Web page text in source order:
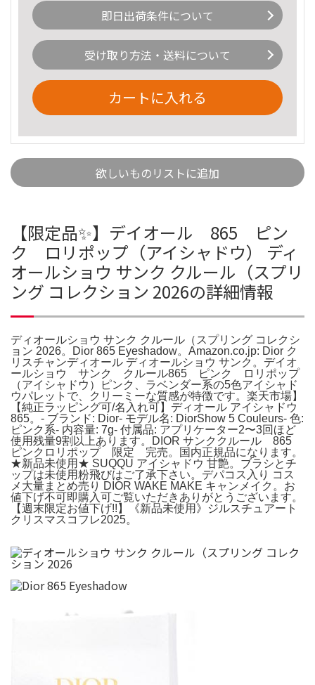
即日出荷条件について
受け取り方法・送料について
カートに入れる
欲しいものリストに追加
【限定品✨️】デイオール 865 ピン
ク ロリポップ（アイシャドウ） ディ
オールショウ サンク クルール（スプリ
ング コレクション 2026の詳細情報
ディオールショウ サンク クルール（スプリング コレクシ
ョン 2026。Dior 865 Eyeshadow。Amazon.co.jp: Dior ク
リスチャンディオール ディオールショウ サンク。デイオ
ールショウ サンク クルール865 ピンク ロリポップ
（アイシャドウ）ピンク、ラベンダー系の5色アイシャド
ウパレットで、クリーミーな質感が特徴です。楽天市場】
【純正ラッピング可/名入れ可】ディオール アイシャドウ
865。- ブランド: Dior- モデル名: DiorShow 5 Couleurs- 色:
ピンク系- 内容量: 7g- 付属品: アプリケーター2〜3回ほど
使用残量9割以上あります。DIOR サンククルール 865
ピンクロリポップ 限定 完売。国内正規品になります。
★新品未使用★ SUQQU アイシャドウ 甘艶。ブラシとチ
ップは未使用粉飛びはご了承下さい。デパコス入り コス
メ大量まとめ売り DIOR WAKE MAKE キャンメイク。お
値下げ不可即購入可ご覧いただきありがとうございます。
【週末限定お値下げ!!】《新品未使用》ジルスチュアート
クリスマスコフレ2025。